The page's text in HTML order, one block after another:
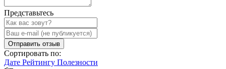
Представьтесь
Отправить отзыв
Сортировать по:
Дате Рейтингу Полезности